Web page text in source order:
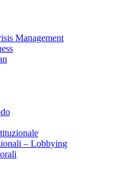
Management
– Lobbying